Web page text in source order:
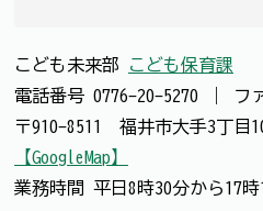
こども未来部
こども保育課
電話番号 0776-20-5270 フ
〒910-8511 福井市大手3丁目
【GoogleMap】
業務時間 平日8時30分から17時